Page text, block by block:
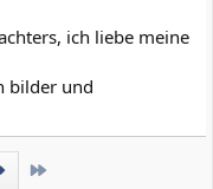
ich liebe meine
bilder und
Letzte